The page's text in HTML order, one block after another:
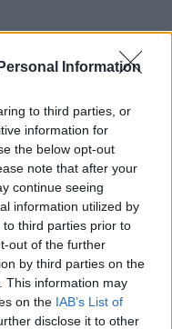
Information
to third parties, or
information for
the below opt-out
note that after your
continue seeing
information utilized by
third parties prior to
out of the further
by third parties on the
This information may
on the IAB’s List of
disclose it to other
που δεν
του αρπάξει το
Σύμφωνα
ο νεαρός είχε απλά
φόραγε συχνά
καθώς έπασχε